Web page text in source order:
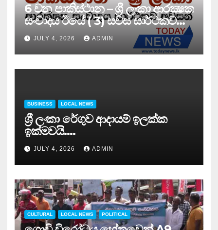
6 වන පාකිස්ථාන – ශ්‍රී ලංකා ආරක්‍ෂක
සංවාදය ඊයේ ( 3) සවස සාර්ථකව
අවසන් කරයි..
JULY 4, 2026 ADMIN
BUSINESS LOCAL NEWS
ශ්‍රී ලංකා රේගුව ආදායම් ඉලක්ක
ඉක්මවයි….
JULY 4, 2026 ADMIN
CULTURAL LOCAL NEWS POLITICAL